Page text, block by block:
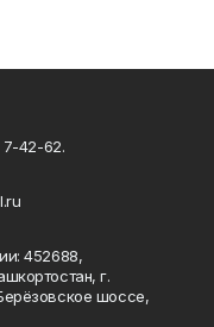
7-42-62.
452688,
г.
шоссе,